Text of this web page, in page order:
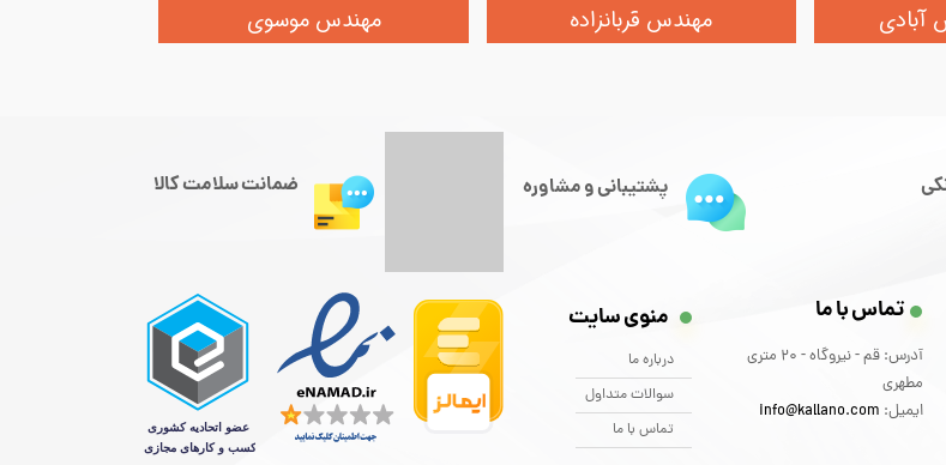
مهندس موسوی مهندس قربانزاده
پشتیبانی و مشاوره ضمانت سلامت کالا
تماس با ما
آدرس: قم - نیروگاه - 20 متری
مطهری
ایمیل: info@kallano.com​​​​​​​
منوی سایت
درباره ما
سوالات متداول
تماس با ما